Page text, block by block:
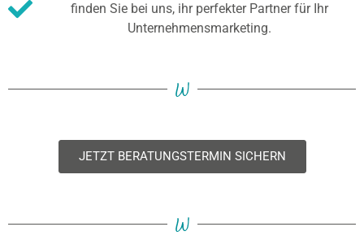
finden Sie bei uns, ihr perfekter Partner für Ihr
Unternehmensmarketing.
W
JETZT BERATUNGSTERMIN SICHERN
W